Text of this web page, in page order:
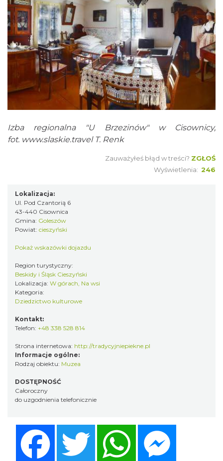
Izba regionalna "U Brzezinów" w Cisownicy,
fot. www.slaskie.travelT. Renk
Zauważyłeś błąd w treści? ZGŁOŚ
Wyświetlenia: 246
Lokalizacja:
Ul. Pod Czantorią 6
43-440 Cisownica
Gmina: Goleszów
Powiat: cieszyński
Pokaż wskazówki dojazdu
Region turystyczny:
Beskidy i Śląsk Cieszyński
Lokalizacja: W górach, Na wsi
Kategoria:
Dziedzictwo kulturowe
Kontakt:
Telefon: +48 338 528 814
Strona internetowa: http://tradycyjniepiekne.pl
Informacje ogólne:
Rodzaj obiektu: Muzea
DOSTĘPNOŚĆ
Całoroczny
do uzgodnienia telefonicznie
Twitter WhatsApp